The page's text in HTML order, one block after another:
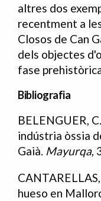
altres dos
recentment a
Closos de Can
dels objectes
fase
Bibliografia
Bibliografia
BELENGUER,
indústria òssia
Gaià. Mayurqa,
hueso en